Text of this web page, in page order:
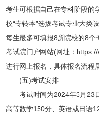
考生可根据自己在专科阶段的
校“专转本”选拔考试专业大类
每生最多可填报8所院校的8个
考试院门户网站(网址：
进行网上报名，具体报名流程
(五)考试安排
考试时间为2024年3月23日
高等数学150分、英语或日语